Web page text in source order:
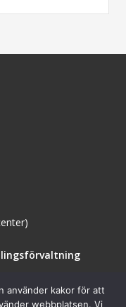
(öppnas
nytt
fönster)
använder kakor för att
webbplatsen. Vi